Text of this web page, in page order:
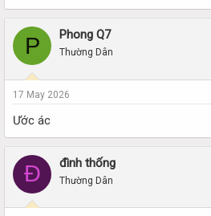
P Phong Q7
Thường Dân
17 May 2026
Ước ác
Đ đình thống
Thường Dân